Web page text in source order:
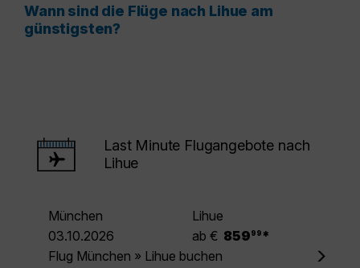
Wann sind die Flüge nach Lihue am
günstigsten?
Last Minute Flugangebote nach
Lihue
München
Lihue
03.10.2026
ab € 859 99 *
Flug München » Lihue buchen